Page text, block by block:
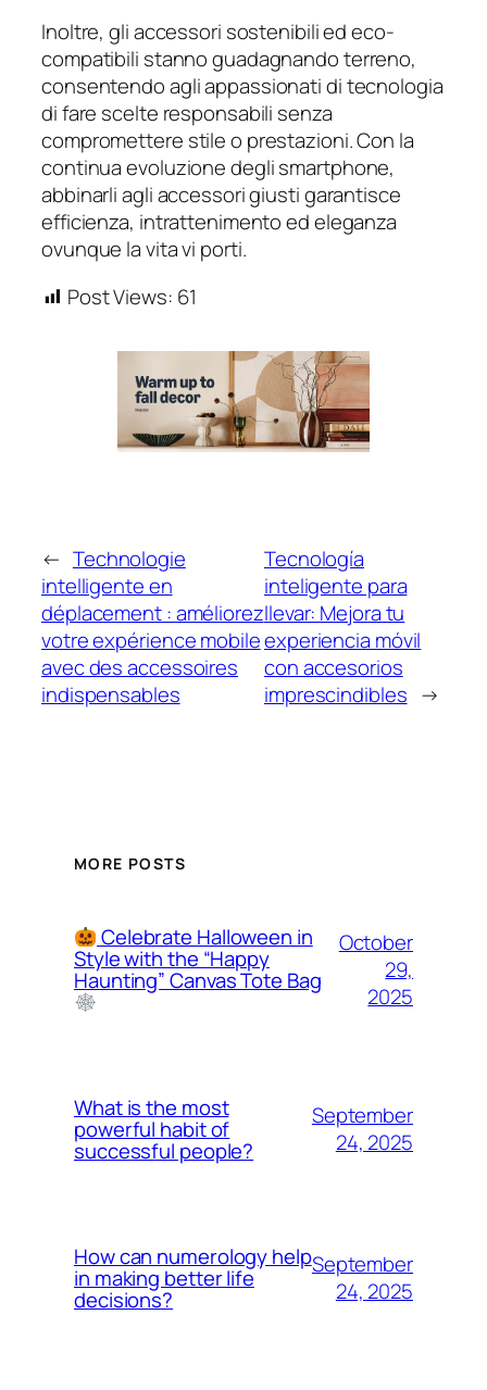
Inoltre, gli accessori sostenibili ed eco-
compatibili stanno guadagnando terreno,
consentendo agli appassionati di tecnologia
di fare scelte responsabili senza
compromettere stile o prestazioni. Con la
continua evoluzione degli smartphone,
abbinarli agli accessori giusti garantisce
efficienza, intrattenimento ed eleganza
ovunque la vita vi porti.
Post Views: 61
← Technologie
intelligente en
déplacement : améliorez
votre expérience mobile
avec des accessoires
indispensables
Tecnología
inteligente para
llevar: Mejora tu
experiencia móvil
con accesorios
imprescindibles →
MORE POSTS
Celebrate Halloween in
Style with the “Happy
Haunting” Canvas Tote Bag
October
29,
2025
What is the most
powerful habit of
successful people?
September
24, 2025
How can numerology help
in making better life
decisions?
September
24, 2025